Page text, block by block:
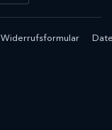
Widerrufsformular